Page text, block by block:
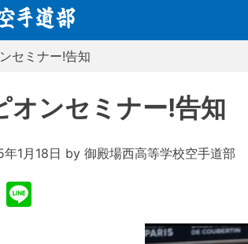
セミナー!告知
オンセミナー!告知
1月18日 by 御殿場西高等学校空手道部
Email